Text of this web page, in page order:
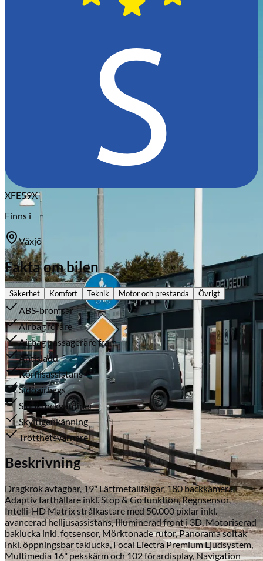
Serviceverkstad
XFE59X
Finns i
Växjö
Fakta om bilen
Säkerhet Komfort Teknik Motor och prestanda Övrigt
ABS-bromsar
Airbag förare
Airbag passagerare fram
Antisladd
Körfilsassistans
Sidoairbags
Sidokrockgardiner
Skyltigenkänning
Trötthetsvarnare
Beskrivning
Dragkrok avtagbar, 19" Lättmetallfälgar, 180 backkamera,
Adaptiv farthållare inkl. Stop & Go funktion, Regnsensor,
Intelli-HD Matrix strålkastare med 50.000 pixlar inkl.
avancerad helljusassistans, Illuminerad front i 3D, Motoriserad
baklucka inkl. fotsensor, Mörktonade rutor, Panorama soltak
inkl. öppningsbar taklucka, Focal Electra Premium Ljudsystem,
Multimedia 16" pekskärm och 102 förardisplay, Navigation